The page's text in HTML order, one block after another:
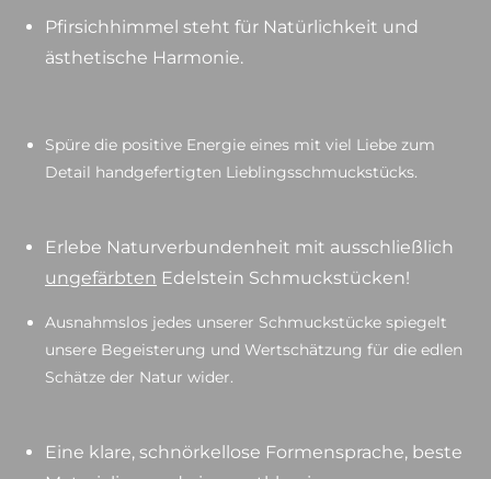
Pfirsichhimmel steht für Natürlichkeit und
ästhetische Harmonie.
Spüre die positive Energie eines mit viel Liebe zum
Detail handgefertigten Lieblingsschmuckstücks.
Erlebe Naturverbundenheit mit ausschließlich
ungefärbten Edelstein Schmuckstücken!
Ausnahmslos jedes unserer Schmuckstücke spiegelt
unsere Begeisterung und Wertschätzung für die edlen
Schätze der Natur wider.
Eine klare, schnörkellose Formensprache, beste